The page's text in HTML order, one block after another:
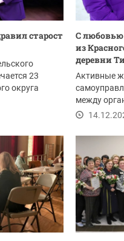
старост
23
округа
С любовью
из
деревни
Активные
между
это...